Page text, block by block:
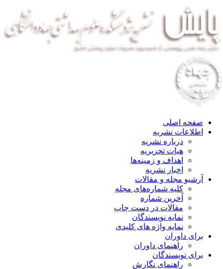
صفحه اصلی
اطلاعات نشریه
درباره نشریه
هیات تحریریه
اهداف و زمینه‌ها
اخبار نشریه
آرشیو مجله و مقالات
کلیه شماره‌های مجله
آخرین شماره
مقالات در دست چاپ
نمایه نویسندگان
نمایه واژه های کلیدی
برای داوران
راهنمای داوران
برای نویسندگان
راهنمای نگارش